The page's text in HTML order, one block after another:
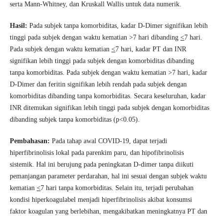
serta Mann-Whitney, dan Kruskall Wallis untuk data numerik.
Hasil: Pada subjek tanpa komorbiditas, kadar D-Dimer signifikan lebih
tinggi pada subjek dengan waktu kematian >7 hari dibanding <7 hari.
Pada subjek dengan waktu kematian <7 hari, kadar PT dan INR
signifikan lebih tinggi pada subjek dengan komorbiditas dibanding
tanpa komorbiditas. Pada subjek dengan waktu kematian >7 hari, kadar
D-Dimer dan feritin signifikan lebih rendah pada subjek dengan
komorbiditas dibanding tanpa komorbiditas. Secara keseluruhan, kadar
INR ditemukan signifikan lebih tinggi pada subjek dengan komorbiditas
dibanding subjek tanpa komorbiditas (p<0.05).
Pembahasan: Pada tahap awal COVID-19, dapat terjadi
hiperfibrinolisis lokal pada parenkim paru, dan hipofibrinolisis
sistemik. Hal ini berujung pada peningkatan D-dimer tanpa diikuti
pemanjangan parameter perdarahan, hal ini sesuai dengan subjek waktu
kematian <7 hari tanpa komorbiditas. Selain itu, terjadi perubahan
kondisi hiperkoagulabel menjadi hiperfibrinolisis akibat konsumsi
faktor koagulan yang berlebihan, mengakibatkan meningkatnya PT dan